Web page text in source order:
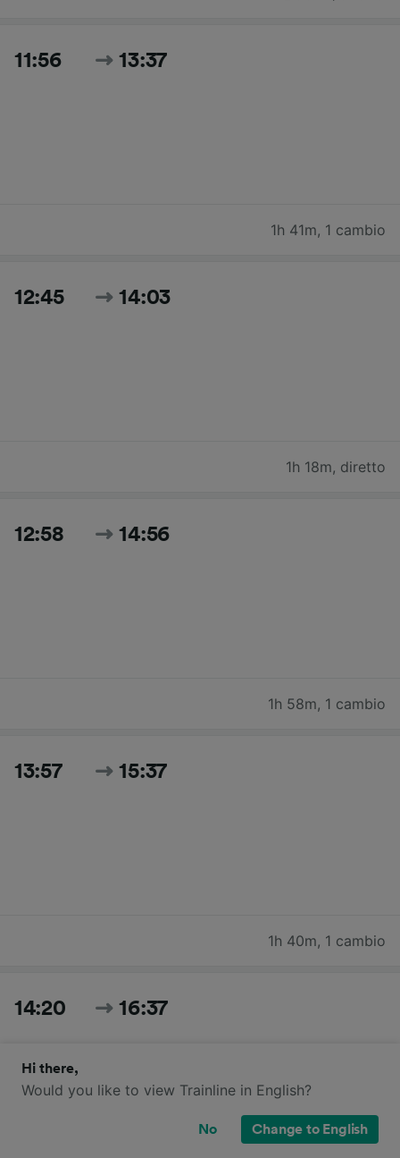
11:56 13:37
1h 41m, 1 cambio
12:45 14:03
1h 18m, diretto
12:58 14:56
1h 58m, 1 cambio
13:57 15:37
1h 40m, 1 cambio
14:20 16:37
Hi there,
Would you like to view Trainline in English?
No Change to English